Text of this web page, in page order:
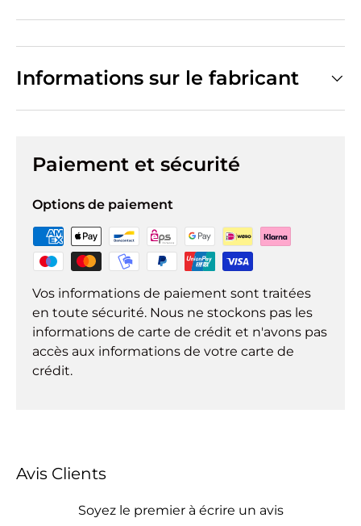
Informations sur le fabricant
Paiement et sécurité
Options de paiement
Vos informations de paiement sont traitées
en toute sécurité. Nous ne stockons pas les
informations de carte de crédit et n'avons pas
accès aux informations de votre carte de
crédit.
Avis Clients
Soyez le premier à écrire un avis